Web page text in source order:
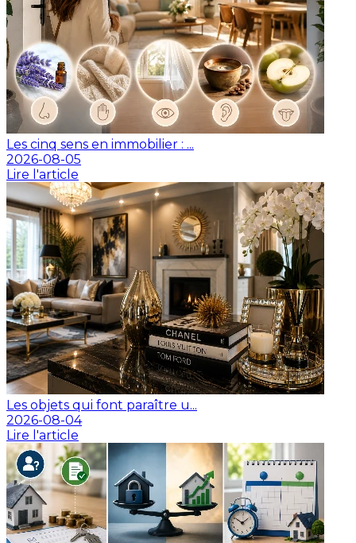
Les cinq sens en immobilier : ...
2026-08-05
Lire l'article
Les objets qui font paraître u...
2026-08-04
Lire l'article